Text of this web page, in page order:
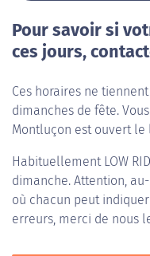
Pour savoir si
ces jours,
Ces horaires ne
dimanches de fête.
Montluçon est ouvert
Habituellement LOW
dimanche. Attention,
où chacun peut
erreurs, merci de nous